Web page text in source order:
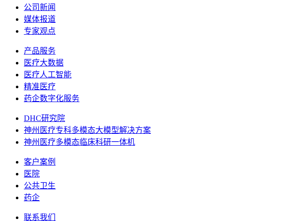
公司新闻
媒体报道
专家观点
产品服务
医疗大数据
医疗人工智能
精准医疗
药企数字化服务
DHC研究院
神州医疗专科多模态大模型解决方案
神州医疗多模态临床科研一体机
客户案例
医院
公共卫生
药企
联系我们